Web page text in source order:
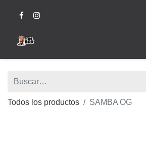
Todos los productos SAMBA OG